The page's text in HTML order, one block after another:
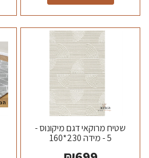
שטיח מרוקאי דגם מיקונוס -
5 - מידה 230*160